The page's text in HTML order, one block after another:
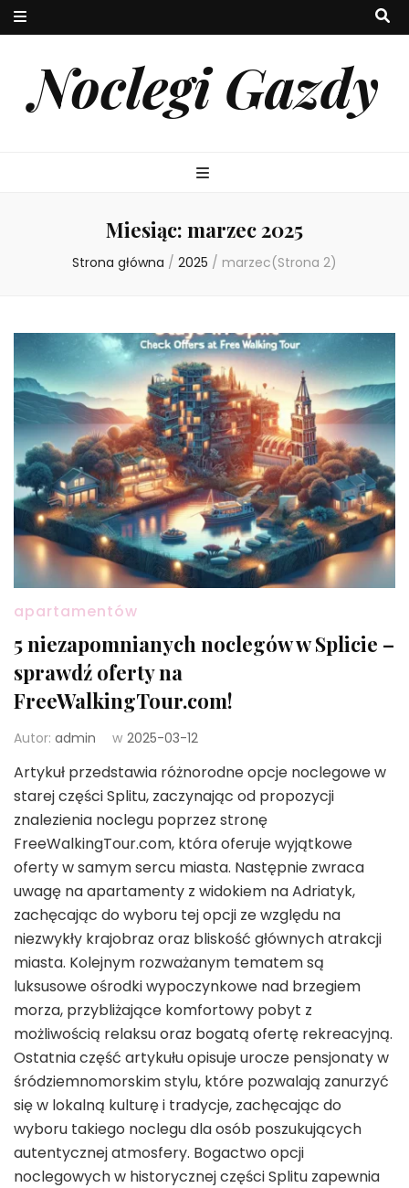
Noclegi Gazdy
Miesiąc: marzec 2025
Strona główna / 2025 / marzec(Strona 2)
apartamentów
5 niezapomnianych noclegów w Splicie –
sprawdź oferty na
FreeWalkingTour.com!
Autor: admin w 2025-03-12
Artykuł przedstawia różnorodne opcje noclegowe w
starej części Splitu, zaczynając od propozycji
znalezienia noclegu poprzez stronę
FreeWalkingTour.com, która oferuje wyjątkowe
oferty w samym sercu miasta. Następnie zwraca
uwagę na apartamenty z widokiem na Adriatyk,
zachęcając do wyboru tej opcji ze względu na
niezwykły krajobraz oraz bliskość głównych atrakcji
miasta. Kolejnym rozważanym tematem są
luksusowe ośrodki wypoczynkowe nad brzegiem
morza, przybliżające komfortowy pobyt z
możliwością relaksu oraz bogatą ofertę rekreacyjną.
Ostatnia część artykułu opisuje urocze pensjonaty w
śródziemnomorskim stylu, które pozwalają zanurzyć
się w lokalną kulturę i tradycje, zachęcając do
wyboru takiego noclegu dla osób poszukujących
autentycznej atmosfery. Bogactwo opcji
noclegowych w historycznej części Splitu zapewnia